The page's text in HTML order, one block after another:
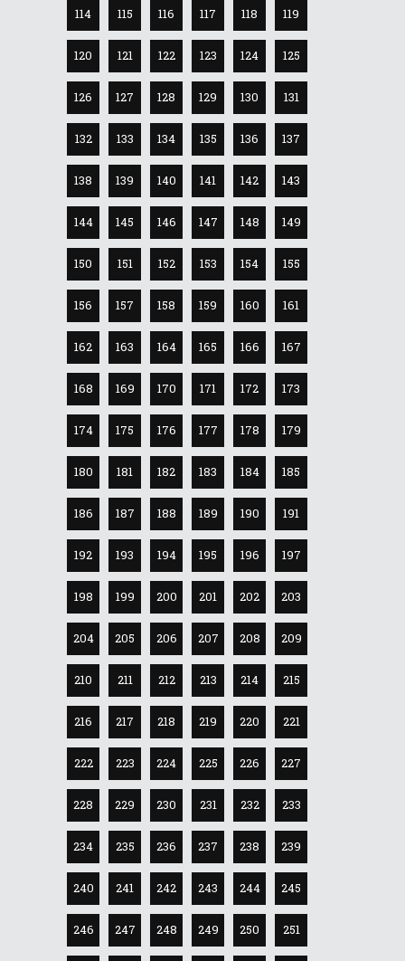
114 115 116 117 118 119
120 121 122 123 124 125
126 127 128 129 130 131
132 133 134 135 136 137
138 139 140 141 142 143
144 145 146 147 148 149
150 151 152 153 154 155
156 157 158 159 160 161
162 163 164 165 166 167
168 169 170 171 172 173
174 175 176 177 178 179
180 181 182 183 184 185
186 187 188 189 190 191
192 193 194 195 196 197
198 199 200 201 202 203
204 205 206 207 208 209
210 211 212 213 214 215
216 217 218 219 220 221
222 223 224 225 226 227
228 229 230 231 232 233
234 235 236 237 238 239
240 241 242 243 244 245
246 247 248 249 250 251